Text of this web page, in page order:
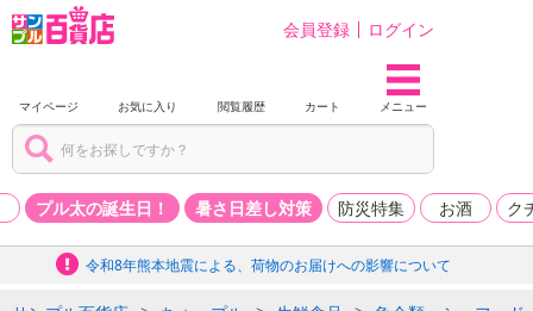
会員登録 ログイン
マイページ お気に入り 閲覧履歴 カート メニュー
プル太の誕生日！ 暑さ日差し対策 防災特集 お酒 ク
令和8年熊本地震による、荷物のお届けへの影響について